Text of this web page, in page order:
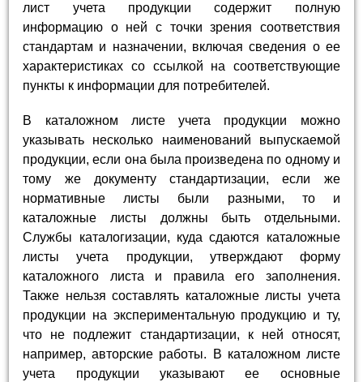
лист учета продукции содержит полную
информацию о ней с точки зрения соответствия
стандартам и назначении, включая сведения о ее
характеристиках со ссылкой на соответствующие
пункты к информации для потребителей.
В каталожном листе учета продукции можно
указывать несколько наименований выпускаемой
продукции, если она была произведена по одному и
тому же документу стандартизации, если же
нормативные листы были разными, то и
каталожные листы должны быть отдельными.
Службы каталогизации, куда сдаются каталожные
листы учета продукции, утверждают форму
каталожного листа и правила его заполнения.
Также нельзя составлять каталожные листы учета
продукции на экспериментальную продукцию и ту,
что не подлежит стандартизации, к ней относят,
например, авторские работы. В каталожном листе
учета продукции указывают ее основные